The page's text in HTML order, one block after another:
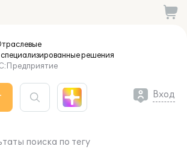
решения
Вход
поиска по тегу